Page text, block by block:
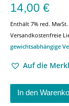
14,00 €
Enthält 7% red. MwSt.
Versandkostenfreie
gewichtsabhängige
Auf die
In den